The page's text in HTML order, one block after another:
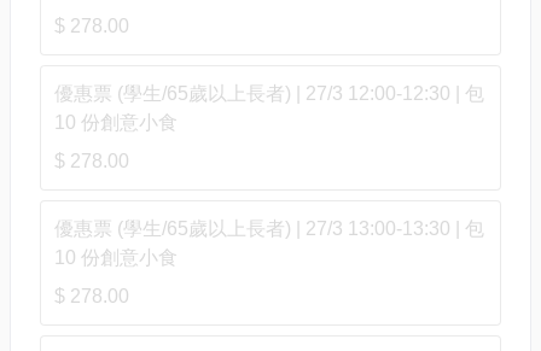
$ 278.00
優惠票 (學生/65歲以上長者) | 27/3 12:00-12:30 | 包
10 份創意小食
$ 278.00
優惠票 (學生/65歲以上長者) | 27/3 13:00-13:30 | 包
10 份創意小食
$ 278.00